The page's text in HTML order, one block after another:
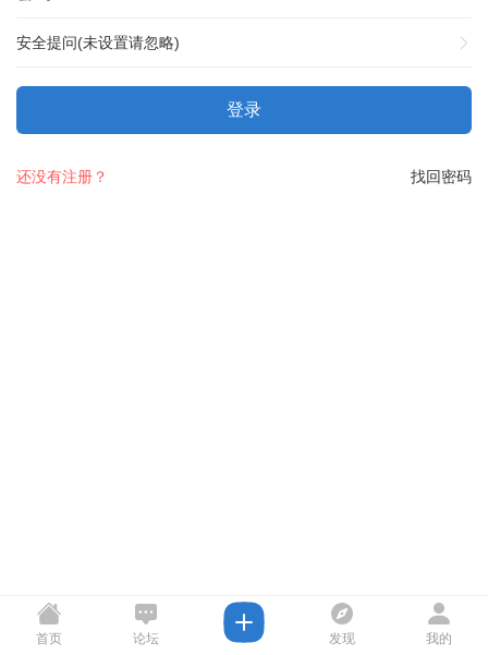
安全提问(未设置请忽略)
登录
找回密码
还没有注册？
首页 论坛 发现 我的